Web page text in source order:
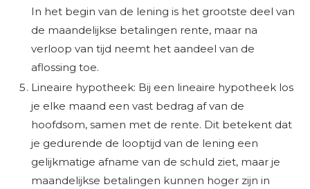
In het begin van de lening is het grootste deel van
de maandelijkse betalingen rente, maar na
verloop van tijd neemt het aandeel van de
aflossing toe.
Lineaire hypotheek: Bij een lineaire hypotheek los
je elke maand een vast bedrag af van de
hoofdsom, samen met de rente. Dit betekent dat
je gedurende de looptijd van de lening een
gelijkmatige afname van de schuld ziet, maar je
maandelijkse betalingen kunnen hoger zijn in